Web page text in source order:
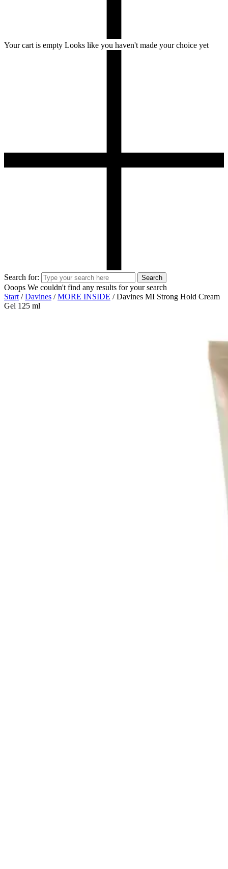
Your cart is empty Looks like you haven't made your choice yet
Search for: Search
Ooops We couldn't find any results for your search
Start /Davines /MORE INSIDE / Davines MI Strong Hold Cream
Gel 125 ml